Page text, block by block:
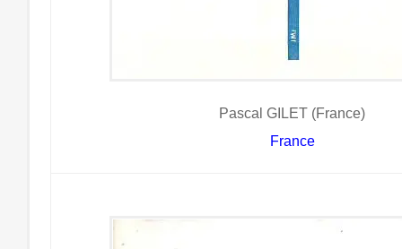
Pascal GILET (France)
France